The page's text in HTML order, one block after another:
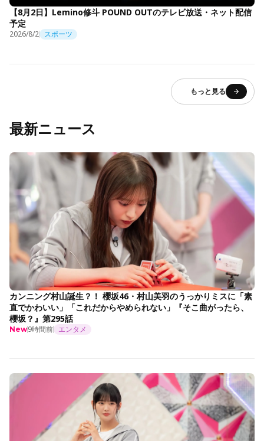
【8月2日】Lemino修斗 POUND OUTのテレビ放送・ネット配信
予定
2026/8/2 スポーツ
もっと見る
最新ニュース
カンニング村山誕生？！ 櫻坂46・村山美羽のうっかりミスに「素
直でかわいい」「これだからやめられない」『そこ曲がったら、
櫻坂？』第295話
New9時間前 エンタメ